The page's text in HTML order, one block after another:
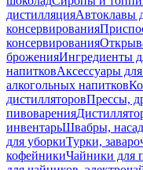
дистилляцияАвтоклавы
консервирования
консервирования
броженияИнгредиенты
напитковАксессуары
алкогольных напитков
дистилляторовПрессы,
пивоварения
инвентарьШвабры,
для уборкиТурки,
кофейникиЧайники для